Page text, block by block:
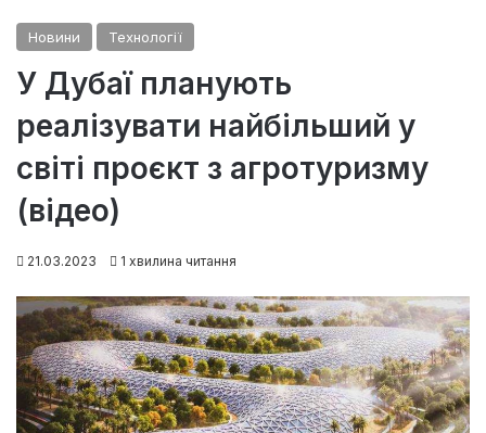
Новини Технології
У Дубаї планують
реалізувати найбільший у
світі проєкт з агротуризму
(відео)
21.03.2023 1 хвилина читання